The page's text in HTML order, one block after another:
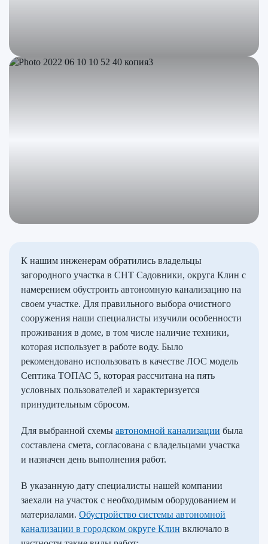
К нашим инженерам обратились владельцы
загородного участка в СНТ Садовники, округа Клин с
намерением обустроить автономную канализацию на
своем участке. Для правильного выбора очистного
сооружения наши специалисты изучили особенности
проживания в доме, в том числе наличие техники,
которая использует в работе воду. Было
рекомендовано использовать в качестве ЛОС модель
Септика ТОПАС 5, которая рассчитана на пять
условных пользователей и характеризуется
принудительным сбросом.
Для выбранной схемы автономной канализации была
составлена смета, согласована с владельцами участка
и назначен день выполнения работ.
В указанную дату специалисты нашей компании
заехали на участок с необходимым оборудованием и
материалами. Обустройство системы автономной
канализации в городском округе Клин включало в